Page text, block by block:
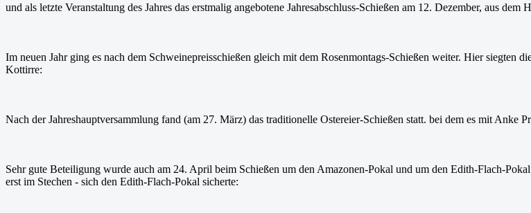
und als letzte Veranstaltung des Jahres das erstmalig angebotene Jahresabschluss-Schießen am 12. Dezember, aus
Im neuen Jahr ging es nach dem Schweinepreisschießen gleich mit dem Rosenmontags-Schießen weiter. Hier
Kottirre:
Nach der Jahreshauptversammlung fand (am 27. März) das traditionelle Ostereier-Schießen statt. bei dem es mit Anke
Sehr gute Beteiligung wurde auch am 24. April beim Schießen um den Amazonen-Pokal und um den Edith-Flach-
erst im Stechen - sich den Edith-Flach-Pokal sicherte: